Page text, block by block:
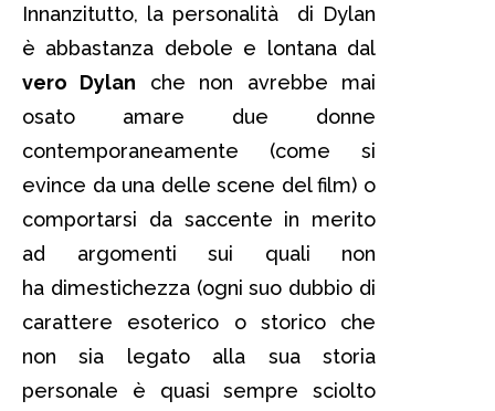
Innanzitutto, la personalità di Dylan
è abbastanza debole e lontana dal
vero Dylan che non avrebbe mai
osato amare due donne
contemporaneamente (come si
evince da una delle scene del film) o
comportarsi da saccente in merito
ad argomenti sui quali non
ha dimestichezza (ogni suo dubbio di
carattere esoterico o storico che
non sia legato alla sua storia
personale è quasi sempre sciolto